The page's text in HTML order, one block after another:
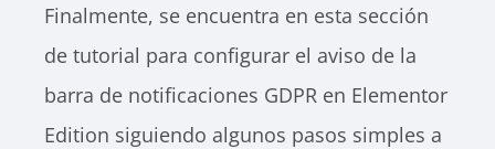
Finalmente, se encuentra en esta sección
de tutorial para configurar el aviso de la
barra de notificaciones GDPR en Elementor
Edition siguiendo algunos pasos simples a